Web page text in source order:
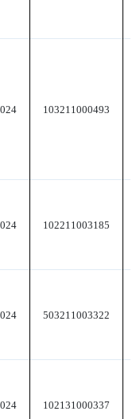
103211000493
102211003185
503211003322
102131000337